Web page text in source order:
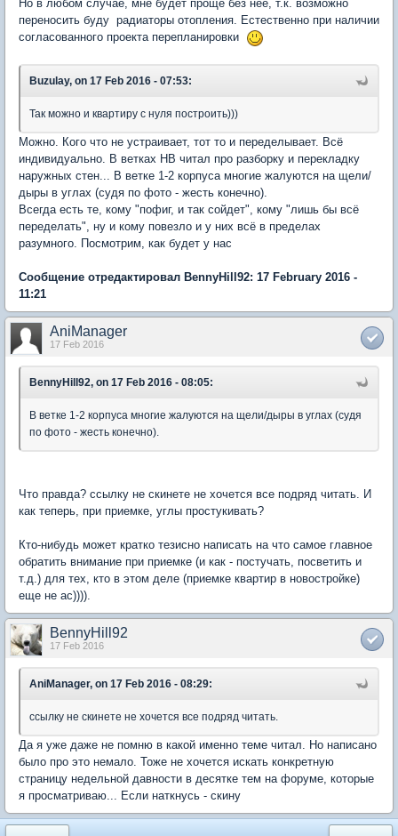
Но в любом случае, мне будет проще без нее, т.к. возможно
переносить буду радиаторы отопления. Естественно при наличии
согласованного проекта перепланировки
Buzulay, on 17 Feb 2016 - 07:53:
Так можно и квартиру с нуля построить)))
Можно. Кого что не устраивает, тот то и переделывает. Всё
индивидуально. В ветках НВ читал про разборку и перекладку
наружных стен... В ветке 1-2 корпуса многие жалуются на щели/
дыры в углах (судя по фото - жесть конечно).
Всегда есть те, кому "пофиг, и так сойдет", кому "лишь бы всё
переделать", ну и кому повезло и у них всё в пределах
разумного. Посмотрим, как будет у нас
Сообщение отредактировал BennyHill92: 17 February 2016 -
11:21
AniManager
17 Feb 2016
BennyHill92, on 17 Feb 2016 - 08:05:
В ветке 1-2 корпуса многие жалуются на щели/дыры в углах (судя
по фото - жесть конечно).
Что правда? ссылку не скинете не хочется все подряд читать. И
как теперь, при приемке, углы простукивать?
Кто-нибудь может кратко тезисно написать на что самое главное
обратить внимание при приемке (и как - постучать, посветить и
т.д.) для тех, кто в этом деле (приемке квартир в новостройке)
еще не ас)))).
BennyHill92
17 Feb 2016
AniManager, on 17 Feb 2016 - 08:29:
ссылку не скинете не хочется все подряд читать.
Да я уже даже не помню в какой именно теме читал. Но написано
было про это немало. Тоже не хочется искать конкретную
страницу недельной давности в десятке тем на форуме, которые
я просматриваю... Если наткнусь - скину